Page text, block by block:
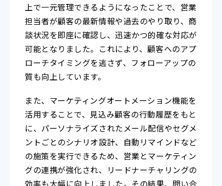
上で一元管理できるようになったことで、営業
担当者が顧客の最新情報や過去のやり取り、商
談状況を即座に確認し、迅速かつ的確な対応が
可能となりました。これにより、顧客へのアプ
ローチタイミングを逃さず、フォローアップの
質も向上しています。
また、マーケティングオートメーション機能を
活用することで、見込み顧客の行動履歴をもと
に、パーソナライズされたメール配信やセグメ
ントごとのシナリオ設計、自動リマインドなど
の施策を実行できるため、営業とマーケティン
グの連携が強化され、リードナーチャリングの
効率も大幅に向上しました。その結果、問い合